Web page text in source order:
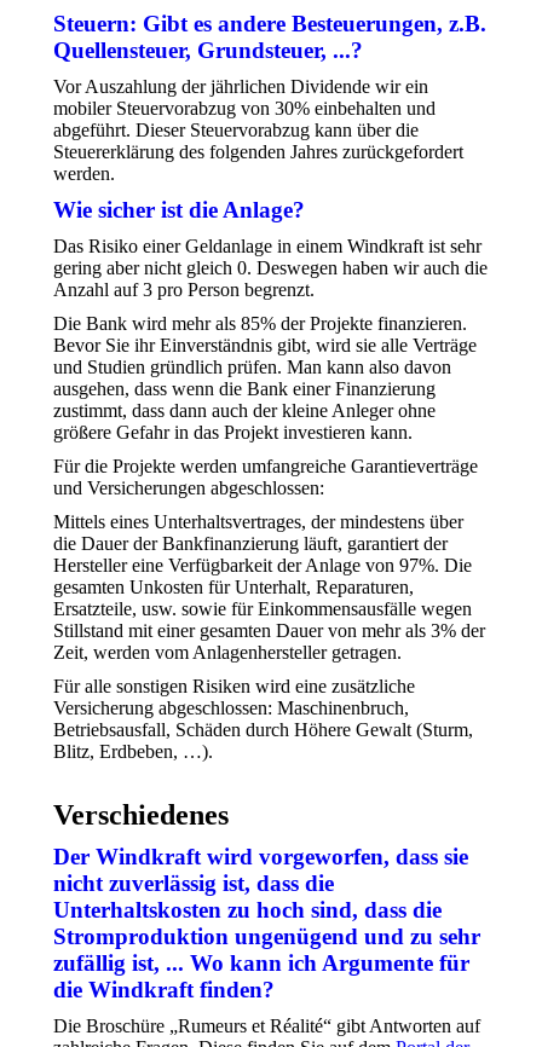
Steuern: Gibt es andere Besteuerungen, z.B.
Quellensteuer, Grundsteuer, ...?
Vor Auszahlung der jährlichen Dividende wir ein
mobiler Steuervorabzug von 30% einbehalten und
abgeführt. Dieser Steuervorabzug kann über die
Steuererklärung des folgenden Jahres zurückgefordert
werden.
Wie sicher ist die Anlage?
Das Risiko einer Geldanlage in einem Windkraft ist sehr
gering aber nicht gleich 0. Deswegen haben wir auch die
Anzahl auf 3 pro Person begrenzt.
Die Bank wird mehr als 85% der Projekte finanzieren.
Bevor Sie ihr Einverständnis gibt, wird sie alle Verträge
und Studien gründlich prüfen. Man kann also davon
ausgehen, dass wenn die Bank einer Finanzierung
zustimmt, dass dann auch der kleine Anleger ohne
größere Gefahr in das Projekt investieren kann.
Für die Projekte werden umfangreiche Garantieverträge
und Versicherungen abgeschlossen:
Mittels eines Unterhaltsvertrages, der mindestens über
die Dauer der Bankfinanzierung läuft, garantiert der
Hersteller eine Verfügbarkeit der Anlage von 97%. Die
gesamten Unkosten für Unterhalt, Reparaturen,
Ersatzteile, usw. sowie für Einkommensausfälle wegen
Stillstand mit einer gesamten Dauer von mehr als 3% der
Zeit, werden vom Anlagenhersteller getragen.
Für alle sonstigen Risiken wird eine zusätzliche
Versicherung abgeschlossen: Maschinenbruch,
Betriebsausfall, Schäden durch Höhere Gewalt (Sturm,
Blitz, Erdbeben, …).
Verschiedenes
Der Windkraft wird vorgeworfen, dass sie
nicht zuverlässig ist, dass die
Unterhaltskosten zu hoch sind, dass die
Stromproduktion ungenügend und zu sehr
zufällig ist, ... Wo kann ich Argumente für
die Windkraft finden?
Die Broschüre „Rumeurs et Réalité“ gibt Antworten auf